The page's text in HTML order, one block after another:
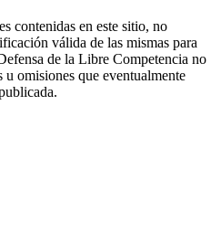
contenidas en este sitio, no
válida de las mismas para
de la Libre Competencia no
u omisiones que eventualmente